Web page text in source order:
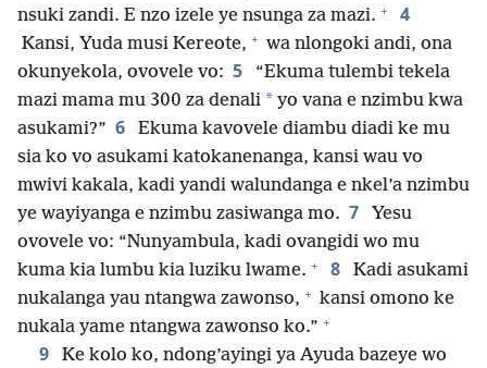
nsuki zandi. E nzo izele ye nsunga za mazi. + 4
Kansi, Yuda musi Kereote, + wa nlongoki andi, ona
okunyekola, ovovele vo: 5
“Ekuma tulembi tekela
mazi mama mu 300 za denali * yo vana e nzimbu kwa
asukami?” 6
Ekuma kavovele diambu diadi ke mu
sia ko vo asukami katokanenanga, kansi wau vo
mwivi kakala, kadi yandi walundanga e nkel’a nzimbu
ye wayiyanga e nzimbu zasiwanga mo. 7
Yesu
ovovele vo: “Nunyambula, kadi ovangidi wo mu
kuma kia lumbu kia luziku lwame. + 8
Kadi asukami
nukalanga yau ntangwa zawonso, + kansi omono ke
nukala yame ntangwa zawonso ko.” +
9
Ke kolo ko, ndong’ayingi ya Ayuda bazeye wo